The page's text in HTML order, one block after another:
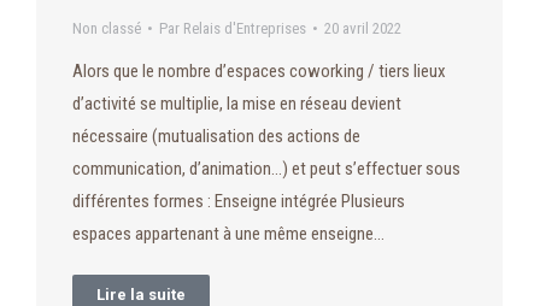
Non classé Par Relais d'Entreprises 20 avril 2022
Alors que le nombre d’espaces coworking / tiers lieux
d’activité se multiplie, la mise en réseau devient
nécessaire (mutualisation des actions de
communication, d’animation…) et peut s’effectuer sous
différentes formes : Enseigne intégrée Plusieurs
espaces appartenant à une même enseigne…
Lire la suite